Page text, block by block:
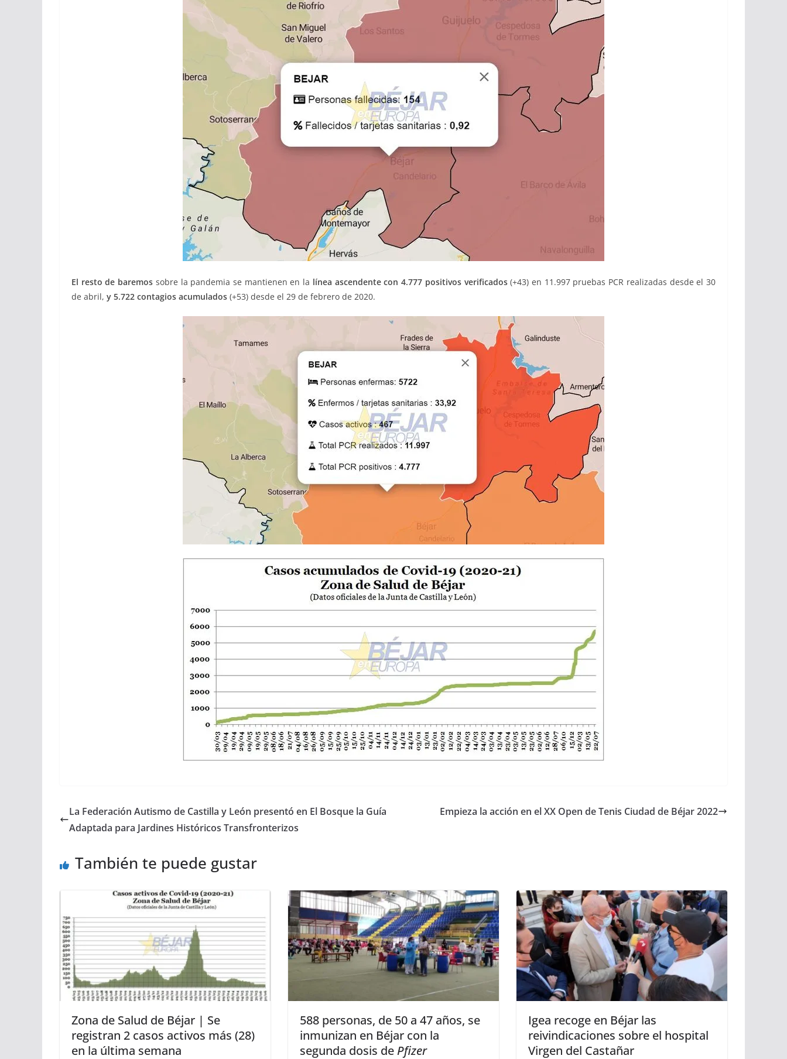
El resto de baremos sobre la pandemia se mantienen en la línea ascendente con 4.777 positivos verificados(+43) en 11.997 pruebas PCR realizadas desde el 30
de abril, y 5.722 contagios acumulados (+53) desde el 29 de febrero de 2020.
La Federación Autismo de Castilla y León presentó en El Bosque la Guía
Adaptada para Jardines Históricos Transfronterizos
Empieza la acción en el XX Open de Tenis Ciudad de Béjar 2022
También te puede gustar
Zona de Salud de Béjar | Se
registran 2 casos activos más (28)
en la última semana
588 personas, de 50 a 47 años, se
inmunizan en Béjar con la
segunda dosis dePfizer
Igea recoge en Béjar las
reivindicaciones sobre el hospital
Virgen del Castañar